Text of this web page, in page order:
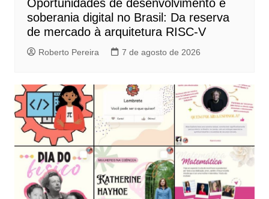
Oportunidades de desenvolvimento e
soberania digital no Brasil: Da reserva
de mercado à arquitetura RISC-V
Roberto Pereira 7 de agosto de 2026